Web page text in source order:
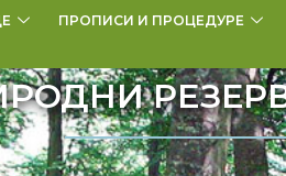
ПРОПИСИ И ПРОЦЕДУРЕ